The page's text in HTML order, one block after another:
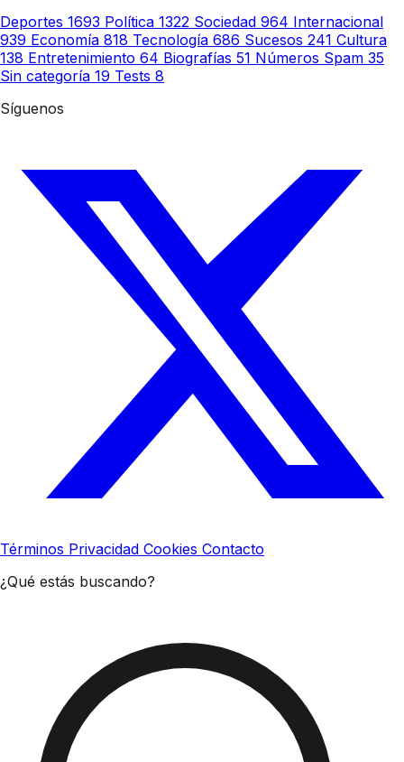
Deportes 1693 Política 1322 Sociedad 964 Internacional
939 Economía 818 Tecnología 686 Sucesos 241 Cultura
138 Entretenimiento 64 Biografías 51 Números Spam 35
Sin categoría 19 Tests 8
Síguenos
Términos Privacidad Cookies Contacto
¿Qué estás buscando?